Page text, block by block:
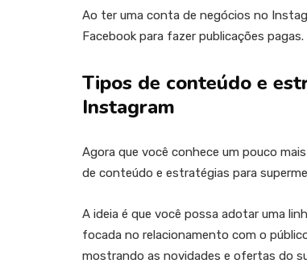
Ao ter uma conta de negócios no
Facebook para fazer publicações
Tipos de conteúdo e
Instagram
Agora que você conhece um pouco
de conteúdo e estratégias para
A ideia é que você possa adotar uma
focada no relacionamento com o
mostrando as novidades e ofertas do